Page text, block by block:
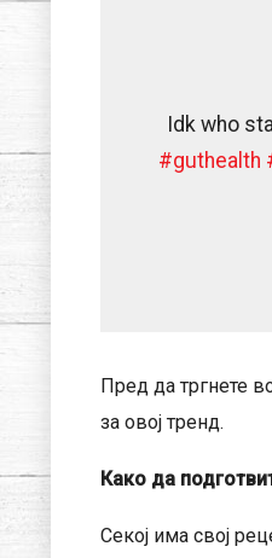
Idk who
#guthealth
Пред да тргнете
за овој тренд.
Како да
Секој има свој